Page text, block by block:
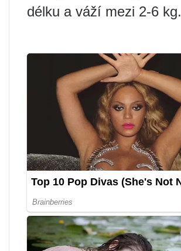
délku a váží mezi 2-6 kg.